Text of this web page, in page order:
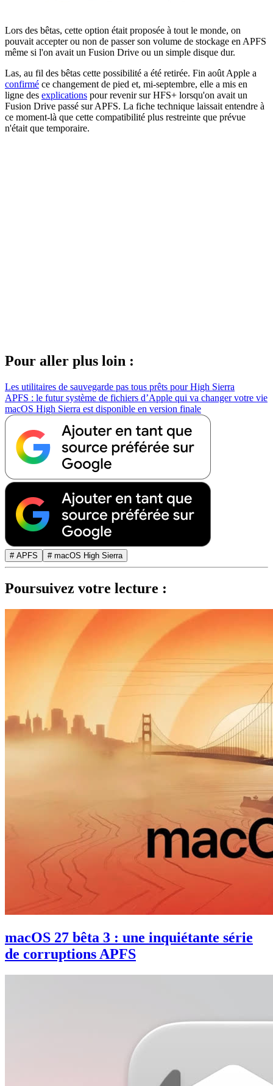
Lors des bêtas, cette option était proposée à tout le monde, on
pouvait accepter ou non de passer son volume de stockage en APFS
même si l'on avait un Fusion Drive ou un simple disque dur.
Las, au fil des bêtas cette possibilité a été retirée. Fin août Apple a
confirmé ce changement de pied et, mi-septembre, elle a mis en
ligne des explications pour revenir sur HFS+ lorsqu'on avait un
Fusion Drive passé sur APFS. La fiche technique laissait entendre à
ce moment-là que cette compatibilité plus restreinte que prévue
n'était que temporaire.
Pour aller plus loin :
Les utilitaires de sauvegarde pas tous prêts pour High Sierra
APFS : le futur système de fichiers d’Apple qui va changer votre vie
macOS High Sierra est disponible en version finale
# APFS # macOS High Sierra
Poursuivez votre lecture :
macOS 27 bêta 3 : une inquiétante série
de corruptions APFS